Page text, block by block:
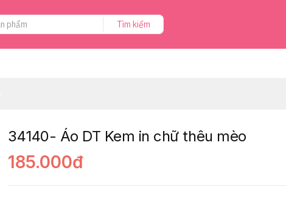
Tìm kiếm
34140- Áo DT Kem in chữ thêu mèo
185.000đ